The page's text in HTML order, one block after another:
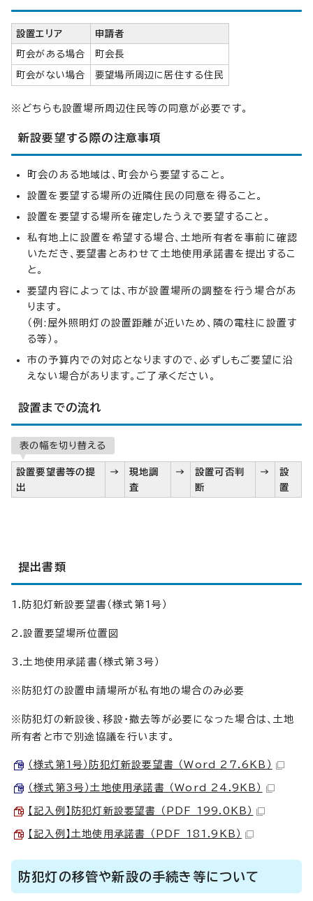
設置エリア 申請者
町会がある場合 町会長
町会がない場合 要望場所周辺に居住する住民
※どちらも設置場所周辺住民等の同意が必要です。
新設要望する際の注意事項
町会のある地域は、町会から要望すること。
設置を要望する場所の近隣住民の同意を得ること。
設置を要望する場所を確定したうえで要望すること。
私有地上に設置を希望する場合、土地所有者を事前に確認
いただき、要望書とあわせて土地使用承諾書を提出するこ
と。
要望内容によっては、市が設置場所の調整を行う場合があ
ります。
（例:屋外照明灯の設置距離が近いため、隣の電柱に設置す
る等）。
市の予算内での対応となりますので、必ずしもご要望に沿
えない場合があります。ご了承ください。
設置までの流れ
表の幅を切り替える
設置要望書等の提
出
→
現地調
査
→
設置可否判
断
→
設
置
提出書類
1.防犯灯新設要望書（様式第1号）
2.設置要望場所位置図
3.土地使用承諾書（様式第3号）
※防犯灯の設置申請場所が私有地の場合のみ必要
※防犯灯の新設後、移設・撤去等が必要になった場合は、土地
所有者と市で別途協議を行います。
（様式第1号）防犯灯新設要望書 （Word 27.6KB）
（様式第3号）土地使用承諾書 （Word 24.9KB）
【記入例】防犯灯新設要望書 （PDF 199.0KB）
【記入例】土地使用承諾書 （PDF 181.9KB）
防犯灯の移管や新設の手続き等について